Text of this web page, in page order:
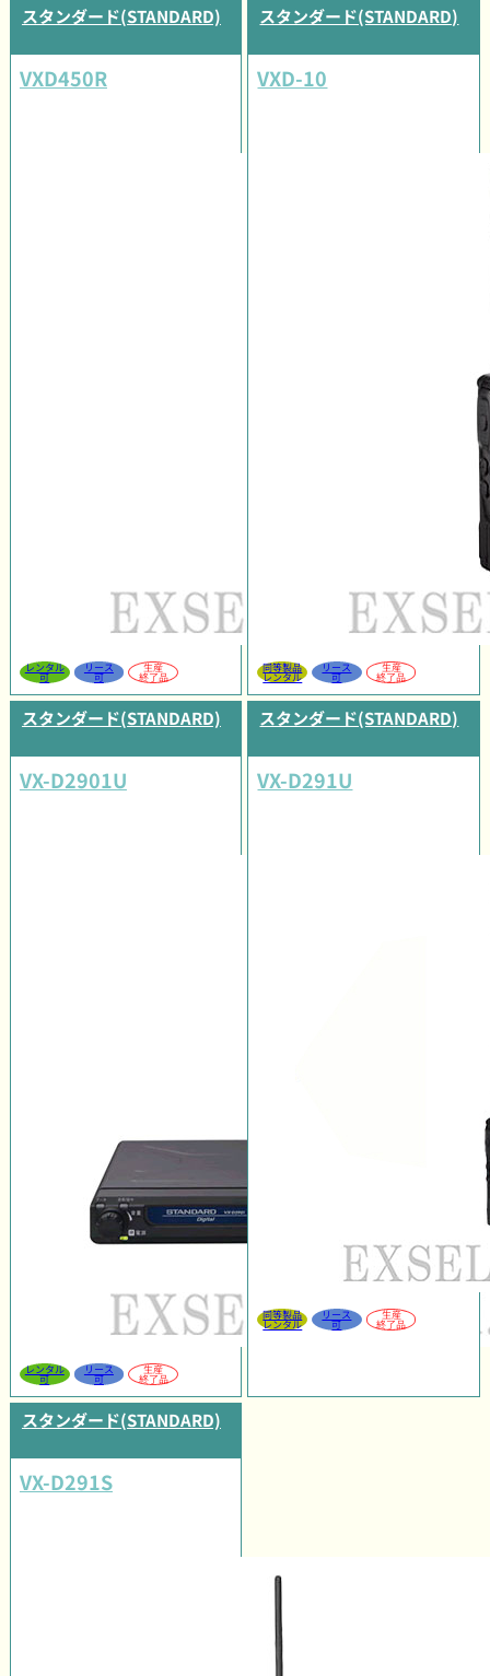
スタンダード(STANDARD)
VXD450R
レンタル
可
リース
可
生産
終了品
スタンダード(STANDARD)
VXD-10
同等製品
レンタル
リース
可
生産
終了品
スタンダード(STANDARD)
VX-D2901U
レンタル
可
リース
可
生産
終了品
スタンダード(STANDARD)
VX-D291U
同等製品
レンタル
リース
可
生産
終了品
スタンダード(STANDARD)
VX-D291S